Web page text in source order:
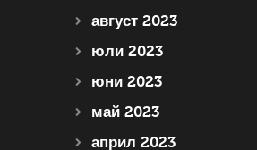
август 2023
юли 2023
юни 2023
май 2023
април 2023